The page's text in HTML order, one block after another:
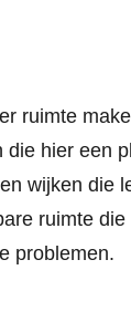
ruimte
die hier een
wijken die
ruimte die
problemen.